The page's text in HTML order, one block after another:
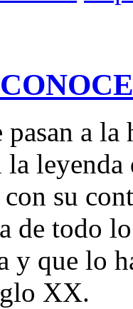
a la
su
de todo
y que lo
XX.